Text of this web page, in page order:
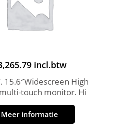
incl.btw
15.6″Widescreen High
touch monitor. Hi
Meer informatie